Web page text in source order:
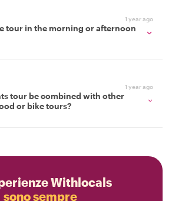
1 year ago
tour in the morning or afternoon
1 year ago
tour be combined with other
or bike tours?
Withlocals
sono sempre